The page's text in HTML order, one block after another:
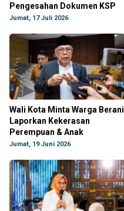
Pengesahan Dokumen KSP
Jumat, 17 Juli 2026
Wali Kota Minta Warga Berani
Laporkan Kekerasan
Perempuan & Anak
Jumat, 19 Juni 2026